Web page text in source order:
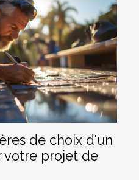
de choix d'un
votre projet de